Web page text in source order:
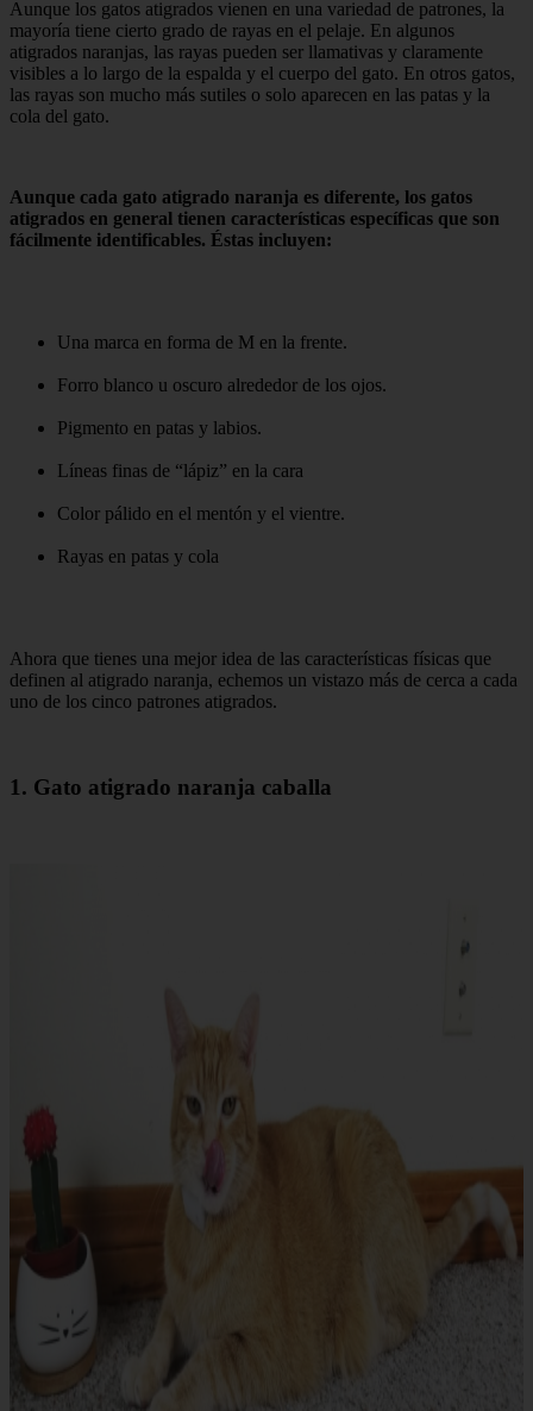
Aunque los gatos atigrados vienen en una variedad de patrones, la
mayoría tiene cierto grado de rayas en el pelaje. En algunos
atigrados naranjas, las rayas pueden ser llamativas y claramente
visibles a lo largo de la espalda y el cuerpo del gato. En otros gatos,
las rayas son mucho más sutiles o solo aparecen en las patas y la
cola del gato.
Aunque cada gato atigrado naranja es diferente, los gatos
atigrados en general tienen características específicas que son
fácilmente identificables. Éstas incluyen:
Una marca en forma de M en la frente.
Forro blanco u oscuro alrededor de los ojos.
Pigmento en patas y labios.
Líneas finas de “lápiz” en la cara
Color pálido en el mentón y el vientre.
Rayas en patas y cola
Ahora que tienes una mejor idea de las características físicas que
definen al atigrado naranja, echemos un vistazo más de cerca a cada
uno de los cinco patrones atigrados.
1. Gato atigrado naranja caballa